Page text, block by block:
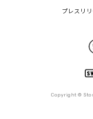
プレスリリ
Copyright ©